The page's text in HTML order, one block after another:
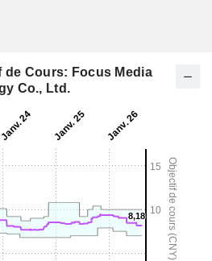
de Cours: Focus Media
Co., Ltd.